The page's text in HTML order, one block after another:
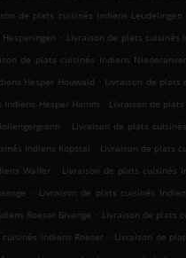
de plats cuisinés Indiens Leudelingen
. Livraison de plats cuisinés
de plats cuisinés Indiens
Hesper Houwald . Livraison de plats
Hesper Hamm . Livraison de
. Livraison de plats
Indiens Kopstal . Livraison de plats
Walfer . Livraison de plats cuisinés
. Livraison de plats cuisinés
Roeser Bivange . Livraison de plats
Indiens Roeser . Livraison de